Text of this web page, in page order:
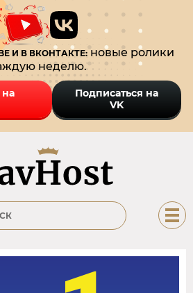
И В ВКОНТАКТЕ:новые ролики
неделю.
на
Подписаться на
VK